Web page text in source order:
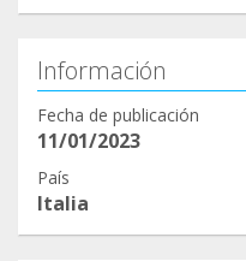
Información
Fecha de publicación
11/01/2023
País
Italia